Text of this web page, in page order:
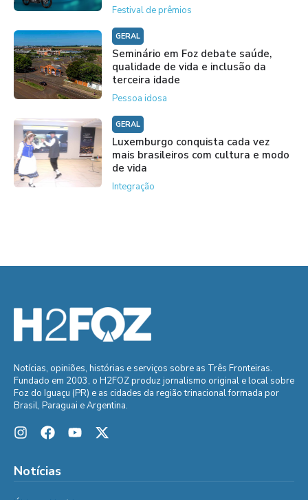
Festival de prêmios
GERAL
Seminário em Foz debate saúde,
qualidade de vida e inclusão da
terceira idade
Pessoa idosa
GERAL
Luxemburgo conquista cada vez
mais brasileiros com cultura e modo
de vida
Integração
Notícias, opiniões, histórias e serviços sobre as Três Fronteiras.
Fundado em 2003, o H2FOZ produz jornalismo original e local sobre
Foz do Iguaçu (PR) e as cidades da região trinacional formada por
Brasil, Paraguai e Argentina.
Notícias